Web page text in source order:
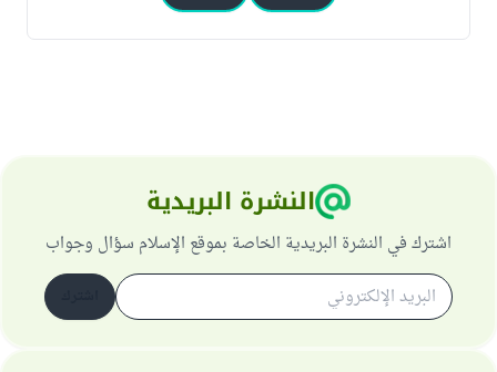
النشرة البريدية
اشترك في النشرة البريدية الخاصة بموقع الإسلام سؤال وجواب